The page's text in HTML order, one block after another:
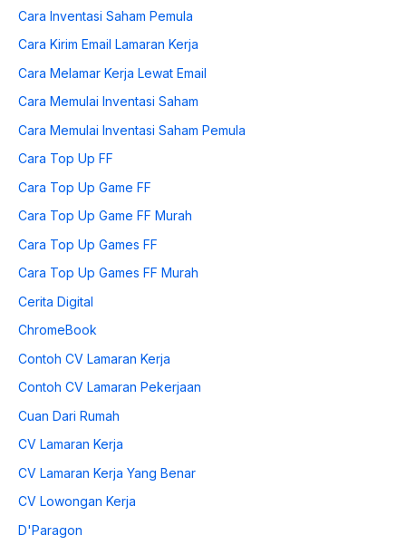
Cara Inventasi Saham Pemula
Cara Kirim Email Lamaran Kerja
Cara Melamar Kerja Lewat Email
Cara Memulai Inventasi Saham
Cara Memulai Inventasi Saham Pemula
Cara Top Up FF
Cara Top Up Game FF
Cara Top Up Game FF Murah
Cara Top Up Games FF
Cara Top Up Games FF Murah
Cerita Digital
ChromeBook
Contoh CV Lamaran Kerja
Contoh CV Lamaran Pekerjaan
Cuan Dari Rumah
CV Lamaran Kerja
CV Lamaran Kerja Yang Benar
CV Lowongan Kerja
D'Paragon